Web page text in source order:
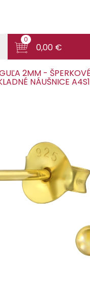
0
0,00 €
2MM -
NÁUŠNICE